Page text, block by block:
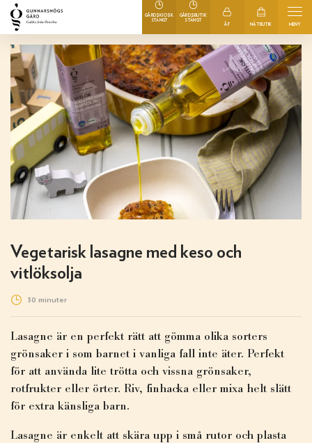
MENY
NÄTBUTIK
ÅF
GÅRDSBUTIK
STÄNGT
GÅRDSKIOSK
STÄNGT
Vegetarisk lasagne med keso och
vitlöksolja
30 minuter
Lasagne är en perfekt rätt att gömma olika sorters
grönsaker i som barnet i vanliga fall inte äter. Perfekt
för att använda lite trötta och vissna grönsaker,
rotfrukter eller örter. Riv, finhacka eller mixa helt slätt
för extra känsliga barn.
Lasagne är enkelt att skära upp i små rutor och plasta